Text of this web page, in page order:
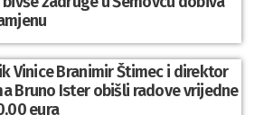
Vinice Branimir Štimec i direktor
Bruno Ister obišli radove vrijedne
eura